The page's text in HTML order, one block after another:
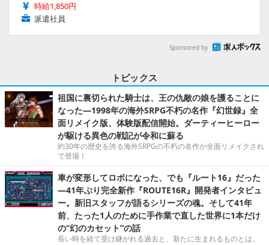
時給1,850円
派遣社員
Sponsored by
トピックス
祖国に裏切られた騎士は、王の仇敵の娘を護ることに
なった―1998年の海外SRPG不朽の名作『幻世録』全
面リメイク版、体験版配信開始。ダーティーヒーロー
が駆ける異色の戦記が令和に蘇る
約30年の歴史を誇る海外SRPGの不朽の名作が全面リメイクされ
て登場！
車が変形してロボになった、でも『ルート16』だった
―41年ぶり完全新作『ROUTE16R』開発者インタビュ
ー。新旧スタッフが語るシリーズの魂。そして41年
前、たった1人のために手作業で直した世界に1本だけ
の“幻のカセット”の話
長い時を経て受け継がれる過去と、新たに生まれるものとは。